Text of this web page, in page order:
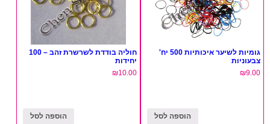
גומיות לשיער איכותיות 500 יח'
צבעוניות
₪9.00
הוספה לסל
חוליה בודדת לשרשרת זהב – 100
יחידות
₪10.00
הוספה לסל